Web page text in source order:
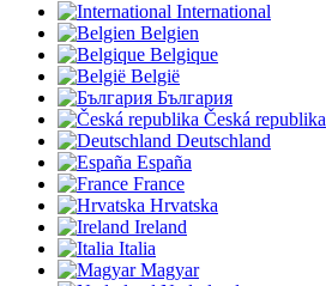
International
Belgien
Belgique
België
България
Česká republika
Deutschland
España
France
Hrvatska
Ireland
Italia
Magyar